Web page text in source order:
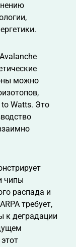
можно
Watts. Это
чипы
распада и
требует,
к деградации